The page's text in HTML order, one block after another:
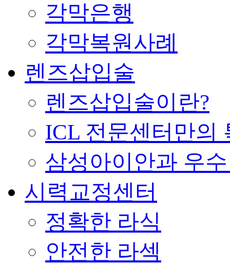
각막은행
각막복원사례
렌즈삽입술
렌즈삽입술이란?
ICL 전문센터만의
삼성아이안과 우
시력교정센터
정확한 라식
안전한 라섹